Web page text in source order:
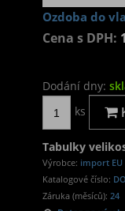
Ozdoba do
Cena s DPH:
Dodání dny:
ks
Tabulky
Výrobce: import EU
Katalogové číslo:
Záruka (měsíců): 24